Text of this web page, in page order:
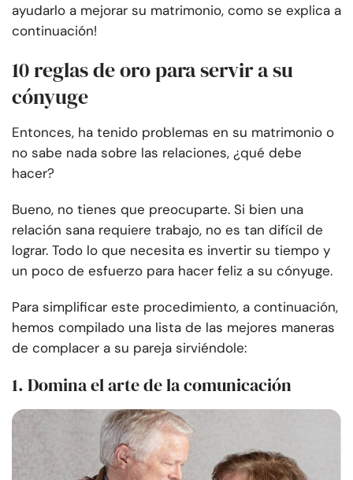
ayudarlo a mejorar su matrimonio, como se explica a
continuación!
10 reglas de oro para servir a su
cónyuge
Entonces, ha tenido problemas en su matrimonio o
no sabe nada sobre las relaciones, ¿qué debe
hacer?
Bueno, no tienes que preocuparte. Si bien una
relación sana requiere trabajo, no es tan difícil de
lograr. Todo lo que necesita es invertir su tiempo y
un poco de esfuerzo para hacer feliz a su cónyuge.
Para simplificar este procedimiento, a continuación,
hemos compilado una lista de las mejores maneras
de complacer a su pareja sirviéndole:
1. Domina el arte de la comunicación